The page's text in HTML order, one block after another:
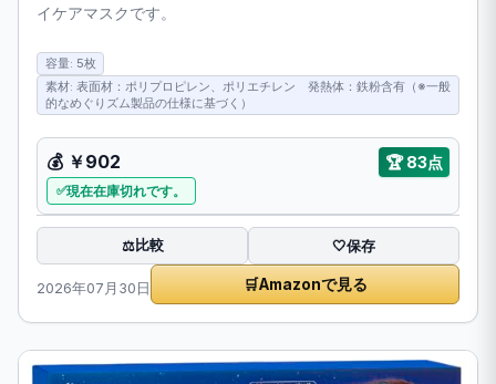
イケアマスクです。
容量: 5枚
素材: 表面材：ポリプロピレン、ポリエチレン 発熱体：鉄粉含有（※一般
的なめぐりズム製品の仕様に基づく）
💰 ￥902 🏆83点
現在在庫切れです。
⚖️比較 🤍保存
2026年07月30日 🛒Amazonで見る